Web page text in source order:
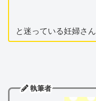
と迷っている妊婦さん
執筆者